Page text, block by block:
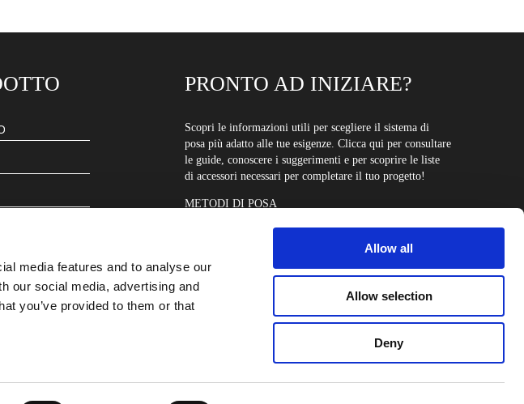
media features and to analyse our
our social media, advertising and
you’ve provided to them or that
Allow all
Allow selection
Deny
PRONTO AD INIZIARE?
Scopri le informazioni utili per scegliere il sistema di
posa più adatto alle tue esigenze. Clicca qui per consultare
le guide, conoscere i suggerimenti e per scoprire le liste
di accessori necessari per completare il tuo progetto!
METODI DI POSA